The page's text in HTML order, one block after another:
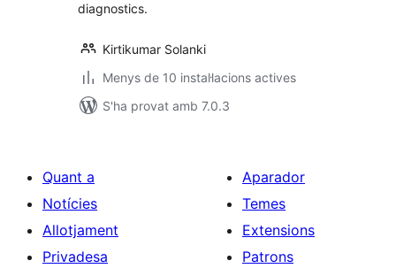
diagnostics.
Kirtikumar Solanki
Menys de 10 instal·lacions actives
S'ha provat amb 7.0.3
Quant a
Notícies
Allotjament
Privadesa
Aparador
Temes
Extensions
Patrons